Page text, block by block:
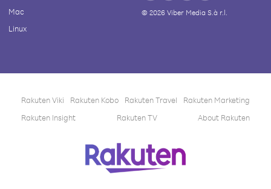
Mac
Linux
© 2026Viber Media S.à r.l.
Rakuten Viki Rakuten Kobo Rakuten Travel
Rakuten Marketing
Rakuten Insight
Rakuten TV About Rakuten